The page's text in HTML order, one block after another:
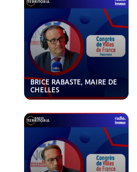
BRICE RABASTE, MAIRE DE
CHELLES